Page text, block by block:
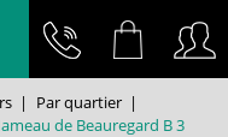
| Par quartier |
de Beauregard B 3